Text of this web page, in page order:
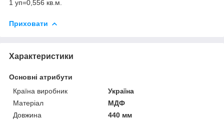
1 уп=0,556 кв.м.
Приховати
Характеристики
Основні атрибути
Країна виробник
Україна
Матеріал
МДФ
Довжина
440 мм